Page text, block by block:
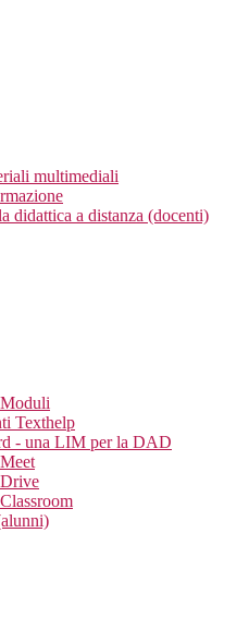
multimediali
didattica a distanza (docenti)
Texthelp
- una LIM per la DAD